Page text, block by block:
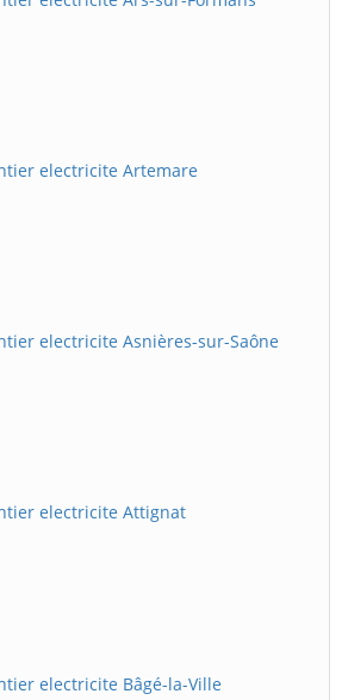
electricite Artemare
electricite Asnières-sur-Saône
electricite Attignat
electricite Bâgé-la-Ville